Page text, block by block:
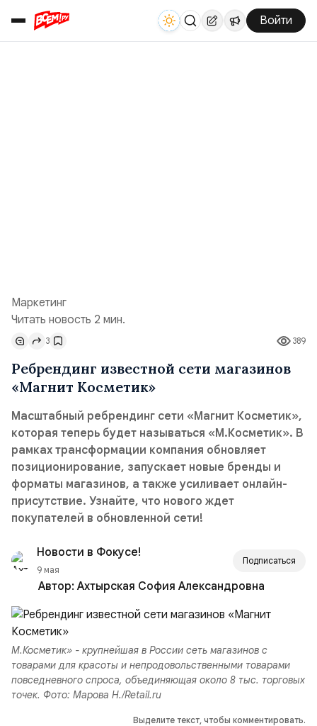
Войти
Маркетинг
Читать новость 2 мин.
389
3
Ребрендинг известной сети магазинов
«Магнит Косметик»
Масштабный ребрендинг сети «Магнит Косметик»,
которая теперь будет называться «М.Косметик». В
рамках трансформации компания обновляет
позиционирование, запускает новые бренды и
форматы магазинов, а также усиливает онлайн-
присутствие. Узнайте, что нового ждет
покупателей в обновленной сети!
Новости в Фокусе!
9 мая
Подписаться
Автор: Ахтырская София Александровна
М.Косметик» - крупнейшая в России сеть магазинов с
товарами для красоты и непродовольственными товарами
повседневного спроса, объединяющая около 8 тыс. торговых
точек. Фото: Марова Н./Retail.ru
Выделите текст, чтобы комментировать.